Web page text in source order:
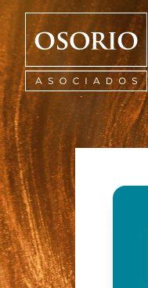
Osorio
Asociados